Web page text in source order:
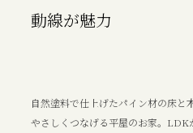
動線が魅力
自然塗料で仕上げたパイン材の床と
やさしくつなげる平屋のお家。LDK